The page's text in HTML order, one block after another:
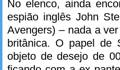
No elenco, ainda
espião inglês John
Avengers) – nada a
britânica. O papel de
objeto de desejo de